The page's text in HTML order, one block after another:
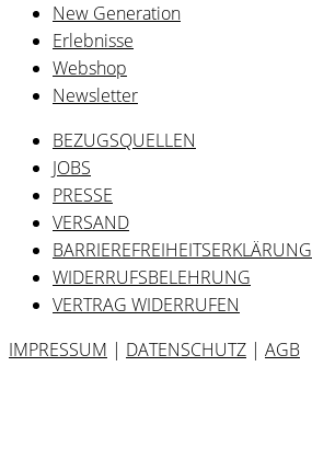
New Generation
Erlebnisse
Webshop
Newsletter
BEZUGSQUELLEN
JOBS
PRESSE
VERSAND
BARRIEREFREIHEITSERKLÄRUNG
WIDERRUFSBELEHRUNG
VERTRAG WIDERRUFEN
IMPRESSUM | DATENSCHUTZ | AGB